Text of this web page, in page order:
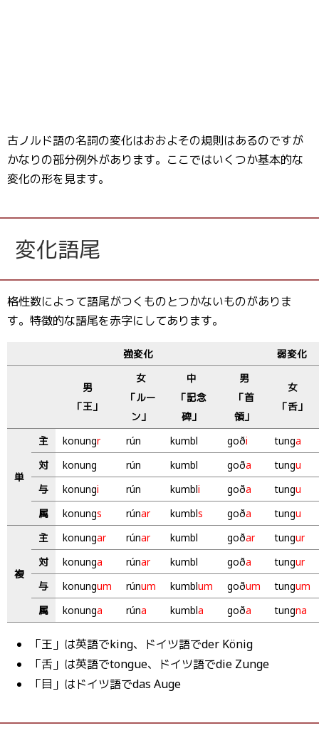
古ノルド語の名詞の変化はおおよその規則はあるのですが
かなりの部分例外があります。ここではいくつか基本的な
変化の形を見ます。
変化語尾
格性数によって語尾がつくものとつかないものがありま
す。特徴的な語尾を赤字にしてあります。
強変化 弱変化
男
「王」
女
「ルー
ン」
中
「記念
碑」
男
「首
領」
女
「舌」
単
主 konungr rún kumbl goði tunga
対
konung rún kumbl goða tungu
与
konungi rún kumbli goða tungu
属
konungs rúnar kumbls goða tungu
複
主 konungar rúnar kumbl goðar tungur
対
konunga rúnar kumbl goða tungur
与
konungum rúnum kumblum goðum tungum
属
konunga rúna kumbla goða tungna
「王」は英語でking、ドイツ語でder König
「舌」は英語でtongue、ドイツ語でdie Zunge
「目」はドイツ語でdas Auge